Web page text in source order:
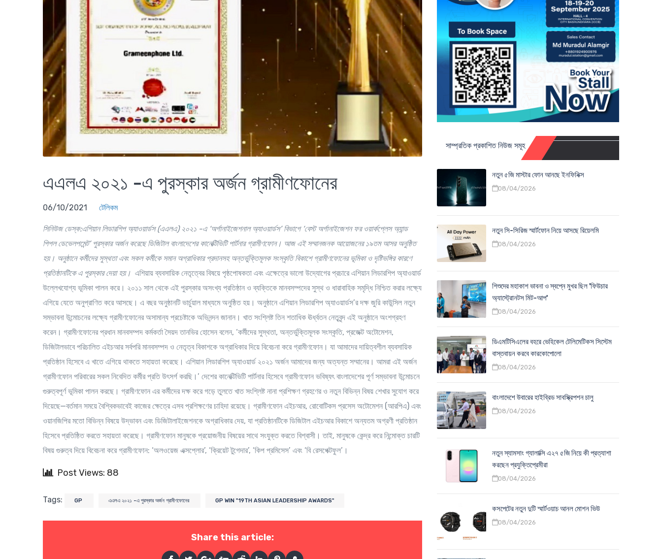
এএলএ ২০২১ -এ পুরস্কার অর্জন গ্রামীণফোনের
06/10/2021 টেলিকম
সিনিউজ ডেস্ক:এশিয়ান লিডারশিপ অ্যাওয়ার্ডস (এএলএ) ২০২১ -এ ‘অর্গানাইজেশনাল অ্যাওয়ার্ডস’বিভাগে ‘বেস্ট অর্গানাইজেশন ফর ওয়ার্কপ্লেস অ্যান্ড
পিপল ডেভেলপমেন্ট’পুরস্কার অর্জন করেছে ডিজিটাল বাংলাদেশের কানেক্টিভিটি পার্টনার গ্রামীণফোন। আজ এই সম্মানজনক আয়োজনের ১৯তম আসর অনুষ্ঠিত
হয়। অনুষ্ঠানে কর্মীদের সুস্থতা এবং সকল কর্মীকে সমান অগ্রাধিকার প্রদানসহ অন্তর্ভুক্তিমূলক সংস্কৃতি বিকাশে গ্রামীণফোনের ভূমিকা ও দৃষ্টিভঙ্গির কারণে
প্রতিষ্ঠানটিকে এ পুরস্কার দেয়া হয়। এশিয়ায় ব্যবসায়িক নেতৃত্বের বিষয়ে পৃষ্ঠপোষকতা এবং এক্ষেত্রে ভালো উদ্যোগের প্রচারে এশিয়ান লিডারশিপ অ্যাওয়ার্ড
উল্লেখযোগ্য ভূমিকা পালন করে। ২০১১ সাল থেকে এই পুরস্কার অসংখ্য প্রতিষ্ঠান ও ব্যক্তিকে মানবসম্পদের সুস্থ ও ধারাবাহিক সমৃদ্ধি নিশ্চিত করার লক্ষ্যে
এগিয়ে যেতে অনুপ্রাণিত করে আসছে। এ বছর অনুষ্ঠানটি ভার্চুয়াল মাধ্যমে অনুষ্ঠিত হয়। অনুষ্ঠানে এশিয়ান লিডারশিপ অ্যাওয়ার্ডস’র দক্ষ জুরি কাউন্সিল নতুন
সম্ভাবনা উন্মোচনের লক্ষ্যে গ্রামীণফোনের অসামান্য প্রচেষ্টাকে অভিনন্দন জানান। খাত সংশ্লিষ্ট তিন শতাধিক ঊর্ধ্বতন নেতৃবৃন্দ এই অনুষ্ঠানে অংশগ্রহণ
করেন। গ্রামীণফোনের প্রধান মানবসম্পদ কর্মকর্তা সৈয়দ তানভির হোসেন বলেন, ‘কর্মীদের সুস্থতা, অন্তর্ভুক্তিমূলক সংস্কৃতি, প্রজেক্ট অটোমেশন,
ডিজিটালভাবে পরিচালিত এইচআর সর্বপরি মানবসম্পদ ও নেতৃত্ব বিকাশকে অগ্রাধিকার দিয়ে বিবেচনা করে গ্রামীণফোন। যা আমাদের দায়িত্বশীল ব্যবসায়িক
প্রতিষ্ঠান হিসেবে এ খাতে এগিয়ে থাকতে সহায়তা করেছে। এশিয়ান লিডারশিপ অ্যাওয়ার্ড ২০২১ অর্জন আমাদের জন্য অত্যন্ত সম্মানের। আমরা এই অর্জন
গ্রামীণফোন পরিবারের সকল নিবেদিত কর্মীর প্রতি উৎসর্গ করছি।’ দেশের কানেক্টিভিটি পার্টনার হিসেবে গ্রামীণফোন ভবিষ্যৎ বাংলাদেশের পূর্ণ সম্ভাবনা উন্মোচনে
গুরুত্বপূর্ণ ভূমিকা পালন করছে। গ্রামীণফোন এর কর্মীদের দক্ষ করে গড়ে তুলতে খাত সংশ্লিষ্ট নানা প্রশিক্ষণ গ্রহণের ও নতুন বিভিন্ন বিষয় শেখার সুযোগ করে
দিয়েছে—বর্তমান সময়ে বৈশ্বিকভাবেই কাজের ক্ষেত্রে এসব প্রশিক্ষণের চাহিদা রয়েছে। গ্রামীণফোন এইচআর, রোবোটিকস প্রসেস অটোমেশন (আরপিএ) এবং
ওয়ানজিপির মতো বিভিন্ন বিষয়ে উদ্ভাবন এবং ডিজিটালাইজেশনকে অগ্রাধিকার দেয়, যা প্রতিষ্ঠানটিকে ডিজিটাল এইচআর বিকাশে অন্যতম অগ্রণী প্রতিষ্ঠান
হিসেবে প্রতিষ্ঠিত করতে সহায়তা করেছে। গ্রামীণফোন মানুষকে প্রয়োজনীয় বিষয়ের সাথে সংযুক্ত করতে বিশ্বাসী। তাই, মানুষকে কেন্দ্র করে নিন্মোক্ত চারটি
বিষয় গুরুত্ব দিয়ে বিবেচনা করে গ্রামীণফোন: ‘অলওয়েজ এক্সপ্লোর’, ‘ক্রিয়েট টুগেদার’, ‘কিপ প্রমিসেস’ এবং ‘বি রেসপেক্টফুল’।
Post Views: 88
Tags: GP এএলএ ২০২১ -এ পুরস্কার অর্জন গ্রামীণফোনের GP WIN "19TH ASIAN LEADERSHIP AWARDS"
Share this article:
সাম্প্রতিক প্রকাশিত নিউজ সমূহ
নতুন ৫জি মাস্টার ফোন আনছে ইনফিনিক্স
08/04/2026
নতুন সি-সিরিজ স্মার্টফোন নিয়ে আসছে রিয়েলমি
08/04/2026
শিশুদের মহাকাশ ভাবনা ও স্বপ্নে মুখর ছিল 'ফিউচার
অ্যাস্ট্রোনটস মিট-আপ'
08/04/2026
ডিএমটিসিএলের বহরে ভেহিকেল টেলিমেটিকস সিস্টেম
বাস্তবায়ন করবে কারকোপোলো
08/04/2026
বাংলাদেশে উবারের হাইব্রিড সাবস্ক্রিপশন চালু
08/04/2026
নতুন স্যামসাং গ্যালাক্সি এ২৭ ৫জি নিয়ে কী প্রত্যাশা
করছেন প্রযুক্তিপ্রেমীরা
08/04/2026
কসপেটের নতুন দুটি স্মার্টওয়াচ আনল মোশন ভিউ
08/04/2026